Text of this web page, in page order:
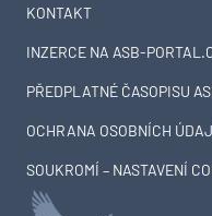
KONTAKT
INZERCE NA ASB-
PŘEDPLATNÉ ČASOPISU
OCHRANA OSOBNÍCH
SOUKROMÍ – NASTAVENÍ